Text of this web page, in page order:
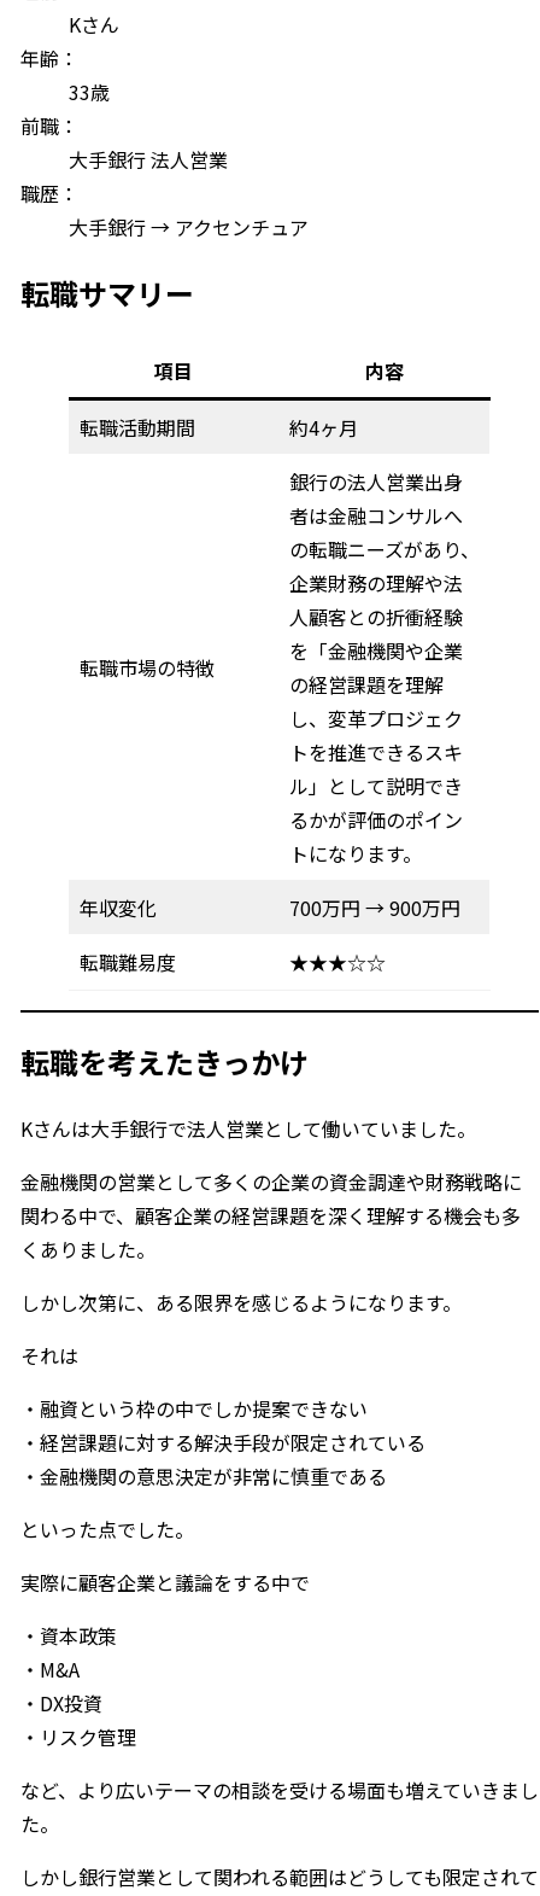
Kさん
年齢：
33歳
前職：
大手銀行 法人営業
職歴：
大手銀行 → アクセンチュア
転職サマリー
項目
内容
転職活動期間
約4ヶ月
転職市場の特徴
銀行の法人営業出身
者は金融コンサルへ
の転職ニーズがあり、
企業財務の理解や法
人顧客との折衝経験
を「金融機関や企業
の経営課題を理解
し、変革プロジェク
トを推進できるスキ
ル」として説明でき
るかが評価のポイン
トになります。
年収変化
700万円 → 900万円
転職難易度
★★★☆☆
転職を考えたきっかけ
Kさんは大手銀行で法人営業として働いていました。
金融機関の営業として多くの企業の資金調達や財務戦略に
関わる中で、顧客企業の経営課題を深く理解する機会も多
くありました。
しかし次第に、ある限界を感じるようになります。
それは
・融資という枠の中でしか提案できない
・経営課題に対する解決手段が限定されている
・金融機関の意思決定が非常に慎重である
といった点でした。
実際に顧客企業と議論をする中で
・資本政策
・M&A
・DX投資
・リスク管理
など、より広いテーマの相談を受ける場面も増えていきまし
た。
しかし銀行営業として関われる範囲はどうしても限定されて